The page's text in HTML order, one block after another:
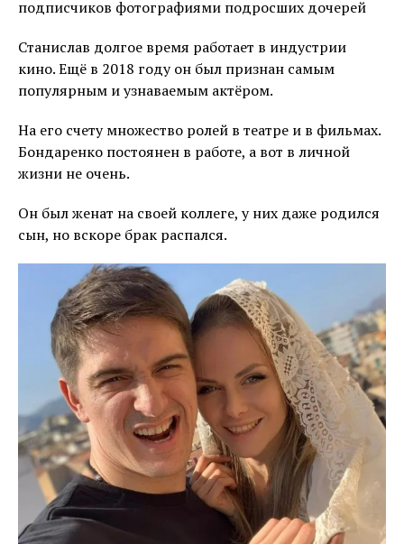
Станислав долгое время работает в индустрии
кино. Ещё в 2018 году он был признан самым
популярным и узнаваемым актёром.
На его счету множество ролей в театре и в фильмах.
Бондаренко постоянен в работе, а вот в личной
жизни не очень.
Он был женат на своей коллеге, у них даже родился
сын, но вскоре брак распался.